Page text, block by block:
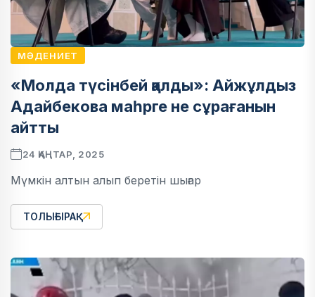
МӘДЕНИЕТ
«Молда түсінбей қалды»: Айжұлдыз
Адайбекова маһрге не сұрағанын
айтты
24 ҚАҢТАР, 2025
Мүмкін алтын алып беретін шығар
ТОЛЫҒЫРАҚ